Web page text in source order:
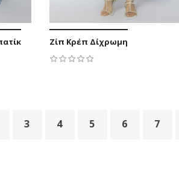
Ζίπ Κρέπ Δίχρωμη
3 4 5 6 7